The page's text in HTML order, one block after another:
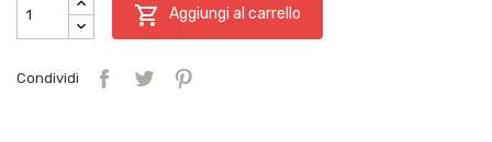
 Aggiungi al carrello
Condividi